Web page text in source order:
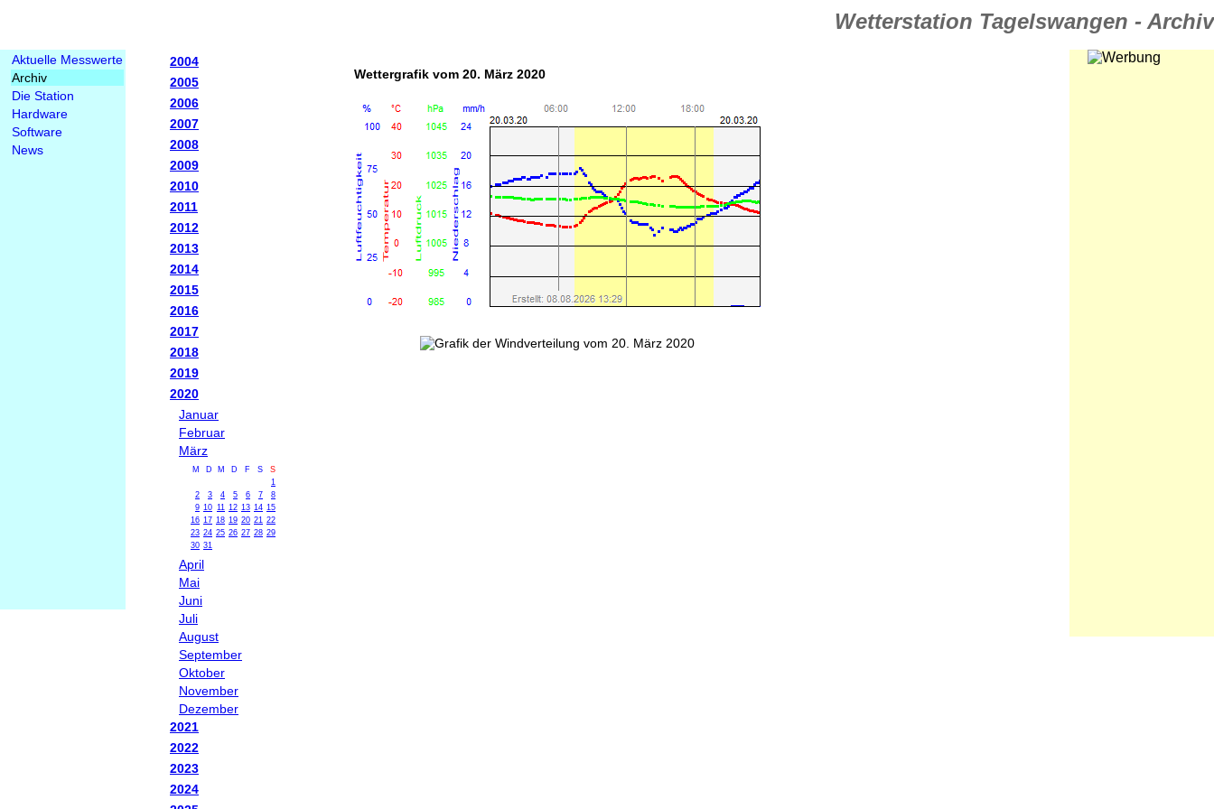
Wetterstation Tagelswangen - Archiv
Aktuelle Messwerte
Archiv
Die Station
Hardware
Software
News
2004
2005
2006
2007
2008
2009
2010
2011
2012
2013
2014
2015
2016
2017
2018
2019
2020
Januar
Februar
März
M D M D F S
S
1
2
3 4 5 6 7
8
9 10 11 12 13 14 15
16 17 18 19 20 21 22
23 24 25 26 27 28 29
30 31
April
Mai
Juni
Juli
August
September
Oktober
November
Dezember
2021
2022
2023
2024
Wettergrafik vom 20. März 2020